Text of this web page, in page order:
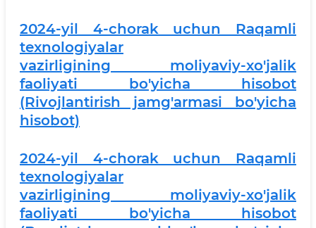
2024-yil 4-chorak uchun Raqamli
texnologiyalar
vazirligining moliyaviy-xo'jalik
faoliyati bo'yicha hisobot
(Rivojlantirish jamg'armasi bo'yicha
hisobot)
2024-yil 4-chorak uchun Raqamli
texnologiyalar
vazirligining moliyaviy-xo'jalik
faoliyati bo'yicha hisobot